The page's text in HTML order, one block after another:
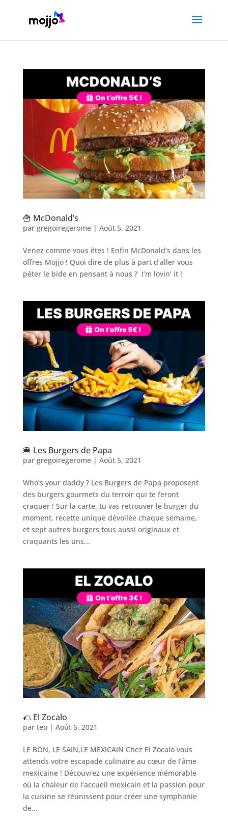
🍟 McDonald’s
par gregoiregerome| Août 5, 2021
Venez comme vous êtes ! Enfin McDonald’s dans les
offres Mojjo ! Quoi dire de plus à part d’aller vous
péter le bide en pensant à nous ? I’m lovin’ it !
🍔 Les Burgers de Papa
par gregoiregerome| Août 5, 2021
Who’s your daddy ? Les Burgers de Papa proposent
des burgers gourmets du terroir qui te feront
craquer ! Sur la carte, tu vas retrouver le burger du
moment, recette unique dévoilée chaque semaine,
et sept autres burgers tous aussi originaux et
craquants les uns...
🌮 El Zocalo
par teo| Août 5, 2021
LE BON, LE SAIN,LE MEXICAIN Chez El Zócalo vous
attends votre escapade culinaire au cœur de l’âme
mexicaine ! Découvrez une expérience mémorable
où la chaleur de l’accueil mexicain et la passion pour
la cuisine se réunissent pour créer une symphonie
de...